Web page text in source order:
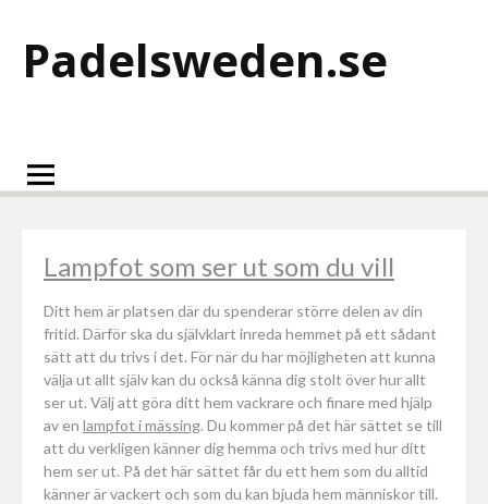
innehåll
Padelsweden.se
Lampfot som ser ut som du vill
Ditt hem är platsen där du spenderar större delen av din
fritid. Därför ska du självklart inreda hemmet på ett sådant
sätt att du trivs i det. För när du har möjligheten att kunna
välja ut allt själv kan du också känna dig stolt över hur allt
ser ut. Välj att göra ditt hem vackrare och finare med hjälp
av en lampfot i mässing. Du kommer på det här sättet se till
att du verkligen känner dig hemma och trivs med hur ditt
hem ser ut. På det här sättet får du ett hem som du alltid
känner är vackert och som du kan bjuda hem människor till.